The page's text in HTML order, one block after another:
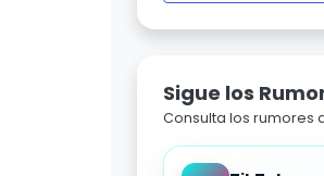
Sigue los
Consulta los rumores